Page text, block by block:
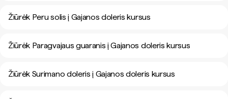
Žiūrėk Peru solis į Gajanos doleris kursus
Žiūrėk Paragvajaus guaranis į Gajanos doleris kursus
Žiūrėk Surimano doleris į Gajanos doleris kursus